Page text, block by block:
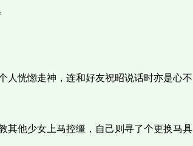
恍惚走神，连和好友祝昭说话时亦是心不
他少女上马控缰，自己则寻了个更换马具